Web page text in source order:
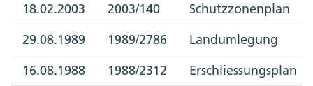
18.02.2003 2003/140
Schutzzonenplan
29.08.1989
1989/2786
Landumlegung
16.08.1988
1988/2312 Erschliessungsplan